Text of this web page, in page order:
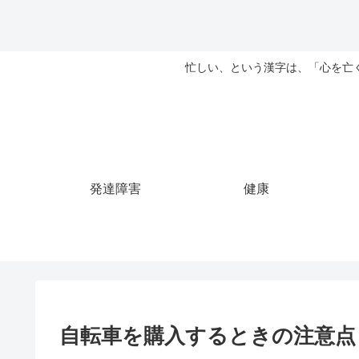
忙しい、という漢字は、「心を
発達障害 健康
自転車を購入するときの注意点